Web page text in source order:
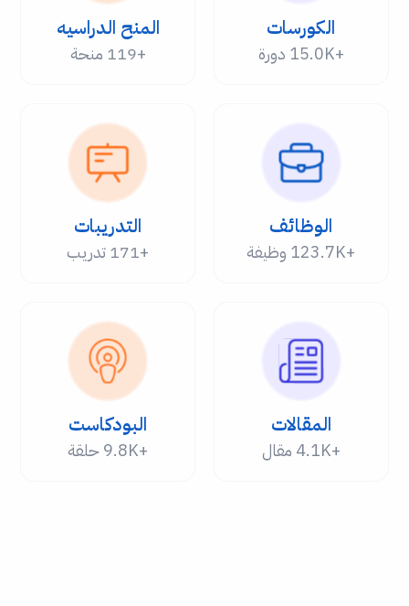
الكورسات
+15.0K دورة
المنح الدراسيه
+119 منحة
الوظائف
+123.7K وظيفة
التدريبات
+171 تدريب
المقالات
+4.1K مقال
البودكاست
+9.8K حلقة